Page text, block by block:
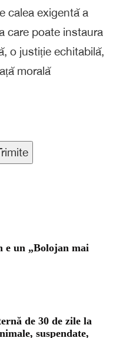
calea exigentă a
care poate instaura
o justiție echitabilă,
morală
e un „Bolojan mai
de 30 de zile la
suspendate,